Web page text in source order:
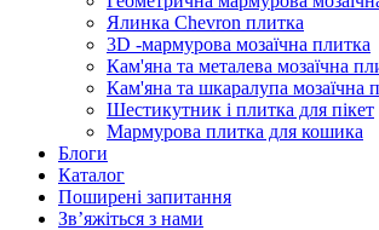
Ялинка Chevron плитка
3D -мармурова мозаїчна плитка
Кам'яна та металева мозаїчна
Кам'яна та шкаралупа мозаїчна
Шестикутник і плитка для пікет
Мармурова плитка для кошика
Блоги
Каталог
Поширені запитання
Зв’яжіться з нами